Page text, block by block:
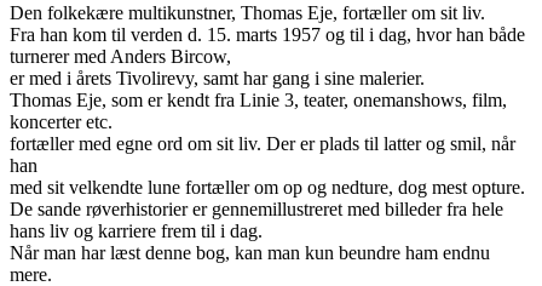
Den folkekære multikunstner, Thomas Eje, fortæller om sit liv.
Fra han kom til verden d. 15. marts 1957 og til i dag, hvor han både
turnerer med Anders Bircow,
er med i årets Tivolirevy, samt har gang i sine malerier.
Thomas Eje, som er kendt fra Linie 3, teater, onemanshows, film,
koncerter etc.
fortæller med egne ord om sit liv. Der er plads til latter og smil, når
han
med sit velkendte lune fortæller om op og nedture, dog mest opture.
De sande røverhistorier er gennemillustreret med billeder fra hele
hans liv og karriere frem til i dag.
Når man har læst denne bog, kan man kun beundre ham endnu
mere.